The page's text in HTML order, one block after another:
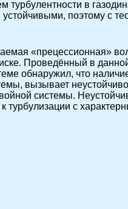
в
поэтому с
«прецессионная»
Проведённый в
обнаружил, что
вызывает
системы.
турбулизации с